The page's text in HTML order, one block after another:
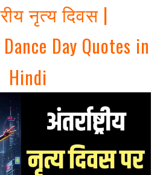
नृत्य दिवस |
Day Quotes in
Hindi